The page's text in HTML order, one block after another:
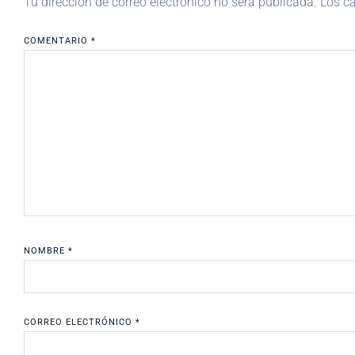
COMENTARIO *
NOMBRE *
CORREO ELECTRÓNICO *